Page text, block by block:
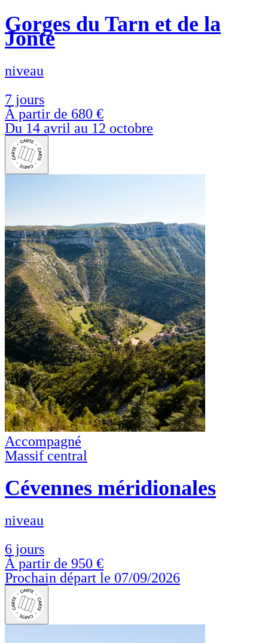
Gorges du Tarn et de la
Jonte
niveau
7 jours
À partir de 680 €
Du 14 avril au 12 octobre
Accompagné
Massif central
Cévennes méridionales
niveau
6 jours
À partir de 950 €
Prochain départ le 07/09/2026